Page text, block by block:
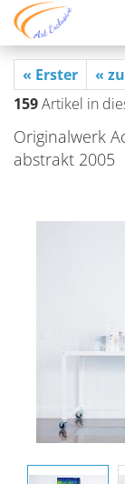
« Erster «
159Artikel in
Ori­gi­nal­werk
abs­trakt 2005